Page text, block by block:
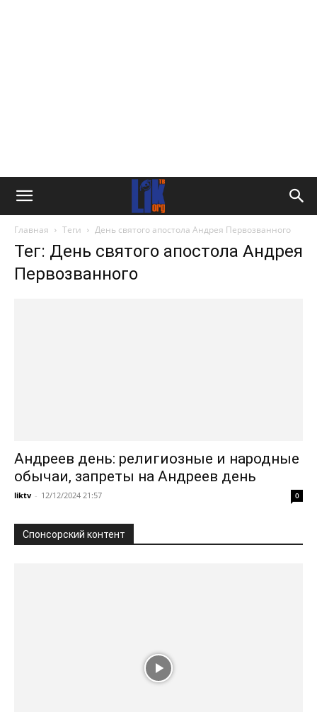
Главная Теги День святого апостола Андрея Первозванного
Тег: День святого апостола Андрея
Первозванного
Андреев день: религиозные и народные
обычаи, запреты на Андреев день
liktv - 12/12/2024 21:57 0
Спонсорский контент